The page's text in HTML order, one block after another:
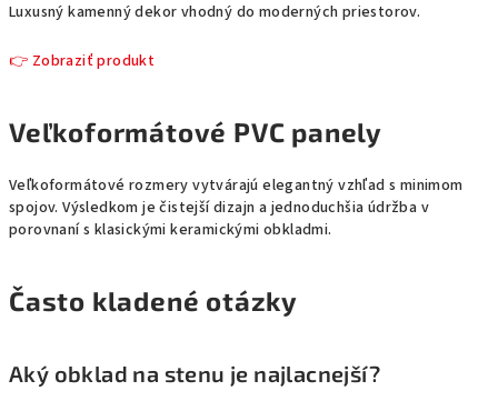
Luxusný kamenný dekor vhodný do moderných priestorov.
👉 Zobraziť produkt
Veľkoformátové PVC panely
Veľkoformátové rozmery vytvárajú elegantný vzhľad s minimom
spojov. Výsledkom je čistejší dizajn a jednoduchšia údržba v
porovnaní s klasickými keramickými obkladmi.
Často kladené otázky
Aký obklad na stenu je najlacnejší?